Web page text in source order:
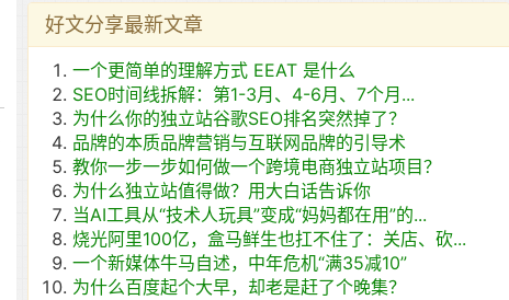
好文分享最新文章
一个更简单的理解方式 EEAT 是什么
SEO时间线拆解：第1-3月、4-6月、7个月...
为什么你的独立站谷歌SEO排名突然掉了？
品牌的本质品牌营销与互联网品牌的引导术
教你一步一步如何做一个跨境电商独立站项目？
为什么独立站值得做？用大白话告诉你
当AI工具从“技术人玩具”变成“妈妈都在用”的...
烧光阿里100亿，盒马鲜生也扛不住了：关店、砍...
一个新媒体牛马自述，中年危机“满35减10”
为什么百度起个大早，却老是赶了个晚集？